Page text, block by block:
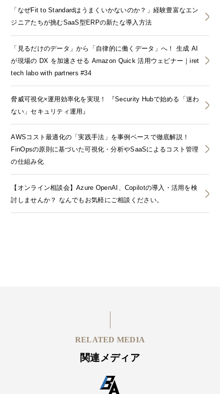
「なぜFit to Standardはうまくいかないのか？」経験豊富なエン
ジニアたちが挑むSaaS型ERPの新たな導入方法
「見るだけのデータ」から「自律的に働くデータ」へ！ 生成 AI
が現場の DX を加速させる Amazon Quick 活用ウェビナー｜iret
tech labo with partners #34
脅威可視化×運用効率化を実現！ 『Security Hubで始める「迷わ
ない」セキュリティ運用』
AWSコスト最適化の「実践手法」を事例ベースで徹底解説！
FinOpsの原則に基づいた可視化・分析やSaaSによるコスト管理
の仕組み化
【オンライン相談会】Azure OpenAI、Copilotの導入・活用を検
討しませんか？ なんでもお気軽にご相談ください。
RELATED MEDIA
関連メディア